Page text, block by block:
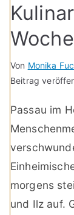
Von Monika
Beitrag
Passau im
morgens
und Ilz auf.